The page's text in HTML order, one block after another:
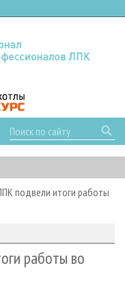
подвели итоги работы
работы во